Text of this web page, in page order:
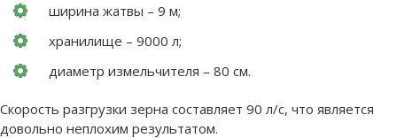
ширина жатвы – 9 м;
хранилище – 9000 л;
диаметр измельчителя – 80 см.
Скорость разгрузки зерна составляет 90 л/с, что является
довольно неплохим результатом.